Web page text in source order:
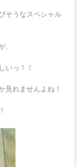
そうなスペシャル
、
いっ！！
見れませんよね！